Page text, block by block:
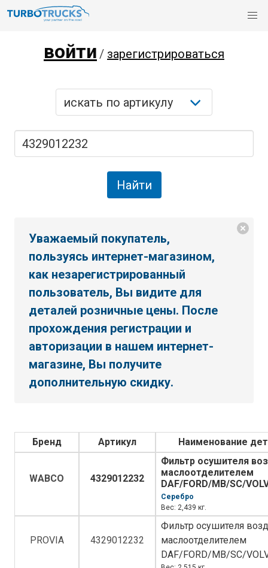
войти / зарегистрироваться
Уважаемый покупатель,
пользуясь интернет-магазином,
как незарегистрированный
пользователь, Вы видите для
деталей розничные цены. После
прохождения регистрации и
авторизации в нашем интернет-
магазине, Вы получите
дополнительную скидку.
Бренд Артикул Наименование
WABCO 4329012232
Фильтр осушителя
маслоотделителем
DAF/FORD/MB/SC/
Серебро
Вес: 2,439 кг.
PROVIA 4329012232
Фильтр осушителя
маслоотделителем
DAF/FORD/MB/SC/